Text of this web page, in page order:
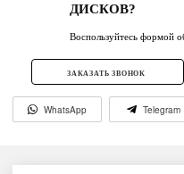
ДИСКОВ?
Воспользуйтесь формой
ЗАКАЗАТЬ ЗВОНОК
WhatsApp Telegram